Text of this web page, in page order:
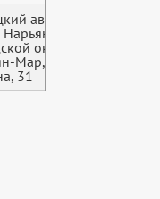
автономный
Нарьян-Мар
округ,
Мар, улица
31